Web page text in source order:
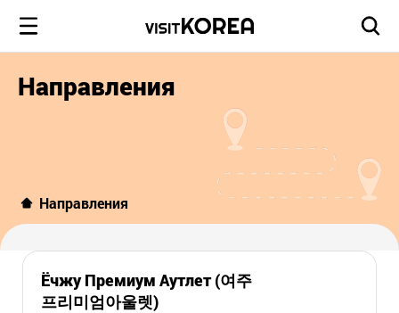
Направления
Направления
Ёчжу Премиум Аутлет (여주
프리미엄아울렛)